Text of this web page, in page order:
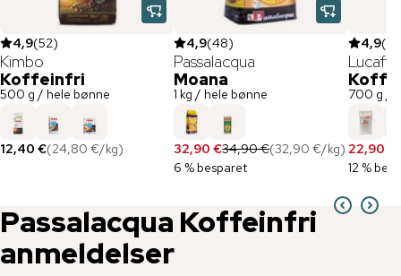
4,9(52)
Kimbo
Koffeinfri
500 g / hele bønne
12,40 €(24,80 €/kg)
4,9(48)
Passalacqua
Moana
1 kg / hele bønne
32,90 €34,90 €(32,90 €/kg)
6 % besparet
4,9(
Lucaffé
700 g /
22,90 €
12 %
Passalacqua Koffeinfri
anmeldelser